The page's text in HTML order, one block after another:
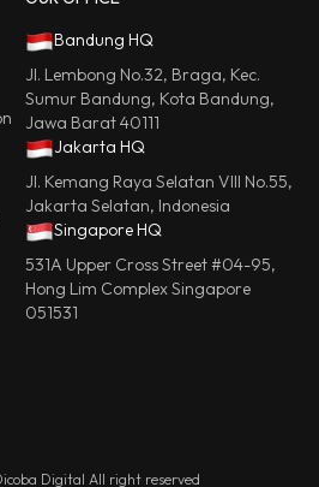
Bandung HQ
Jl. Lembong No.32, Braga, Kec.
Sumur Bandung, Kota Bandung,
Jawa Barat 40111
Jakarta HQ
Jl. Kemang Raya Selatan VIII No.55,
Jakarta Selatan, Indonesia
Singapore HQ
531A Upper Cross Street #04-95,
Hong Lim Complex Singapore
051531
Digital All right reserved